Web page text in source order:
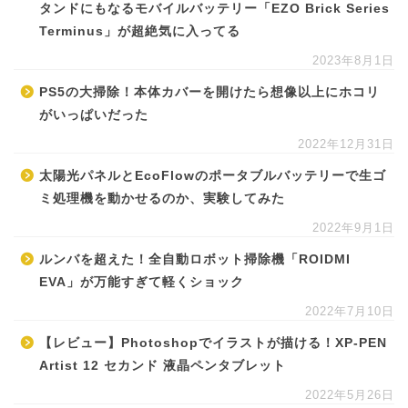
タンドにもなるモバイルバッテリー「EZO Brick Series
Terminus」が超絶気に入ってる
2023年8月1日
PS5の大掃除！本体カバーを開けたら想像以上にホコリ
がいっぱいだった
2022年12月31日
太陽光パネルとEcoFlowのポータブルバッテリーで生ゴ
ミ処理機を動かせるのか、実験してみた
2022年9月1日
ルンバを超えた！全自動ロボット掃除機「ROIDMI
EVA」が万能すぎて軽くショック
2022年7月10日
【レビュー】Photoshopでイラストが描ける！XP-PEN
Artist 12 セカンド 液晶ペンタブレット
2022年5月26日